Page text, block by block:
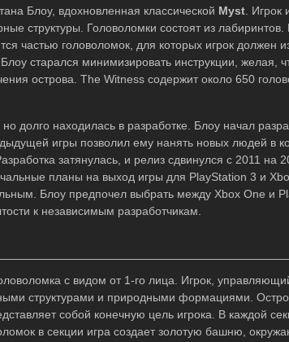
Блоу, вдохновленная классической Myst .
структуры. Головоломки состоят из
частью головоломок, для которых игрок должен
старался минимизировать инструкции, желая,
острова. The Witness содержит около 650
долго находилась в разработке. Блоу начал
игры позволил ему нанять новых людей в
затянулась, и релиз сдвинулся с 2011 на
планы на выход игры для PlayStation 3 и
Блоу предпочел выбрать между Xbox One и
к независимым разработчикам.
с видом от 1-го лица. Игрок,
структурами и природными формациями.
собой конечную цель игрока. В каждой
в секции игра создает золотую башню,